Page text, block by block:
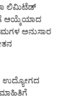
ಲಿಮಿಟೆಡ್
ಆಯ್ಕೆಯಾದ
ಅನುಸಾರ
ಉದ್ಯೋಗದ